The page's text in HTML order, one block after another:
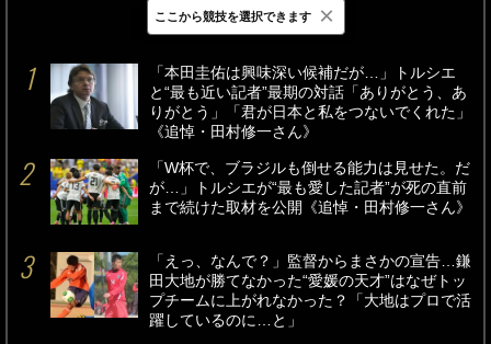
最新 24時間 週間
「本田圭佑は興味深い候補だが…」トルシエ
と“最も近い記者”最期の対話「ありがとう、あ
りがとう」「君が日本と私をつないでくれた」
《追悼・田村修一さん》
「W杯で、ブラジルも倒せる能力は見せた。だ
が…」トルシエが“最も愛した記者”が死の直前
まで続けた取材を公開《追悼・田村修一さん》
「えっ、なんで？」監督からまさかの宣告…鎌
田大地が勝てなかった“愛媛の天才”はなぜトッ
プチームに上がれなかった？「大地はプロで活
躍しているのに…と」
ここから競技を選択できます ×